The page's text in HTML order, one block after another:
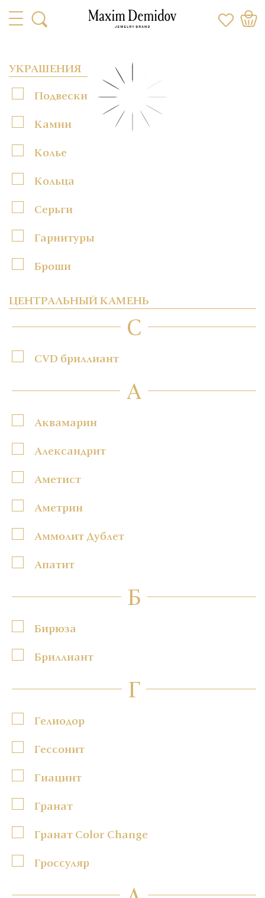
УКРАШЕНИЯ
Подвески
Камни
Колье
Кольца
Серьги
Гарнитуры
Броши
ЦЕНТРАЛЬНЫЙ КАМЕНЬ
C
CVD бриллиант
А
Аквамарин
Александрит
Аметист
Аметрин
Аммолит Дублет
Апатит
Б
Бирюза
Бриллиант
Г
Гелиодор
Гессонит
Гиацинт
Гранат
Гранат Color Change
Гроссуляр